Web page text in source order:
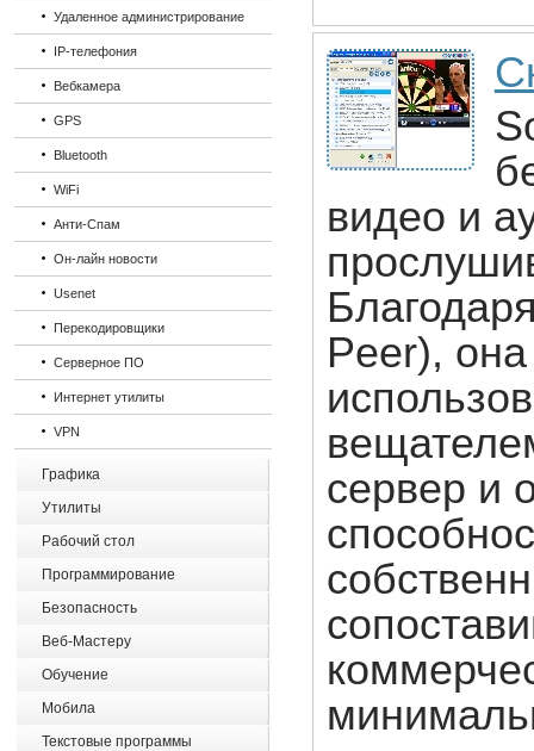
Удаленное администрирование
IP-телефония
Вебкамера
GPS
Bluetooth
WiFi
Анти-Спам
Он-лайн новости
Usenet
Перекодировщики
Серверное ПО
Интернет утилиты
VPN
Графика
Утилиты
Рабочий стол
Программирование
Безопасность
Веб-Мастеру
Обучение
Мобила
Текстовые программы
видео и
Peer),
сервер и